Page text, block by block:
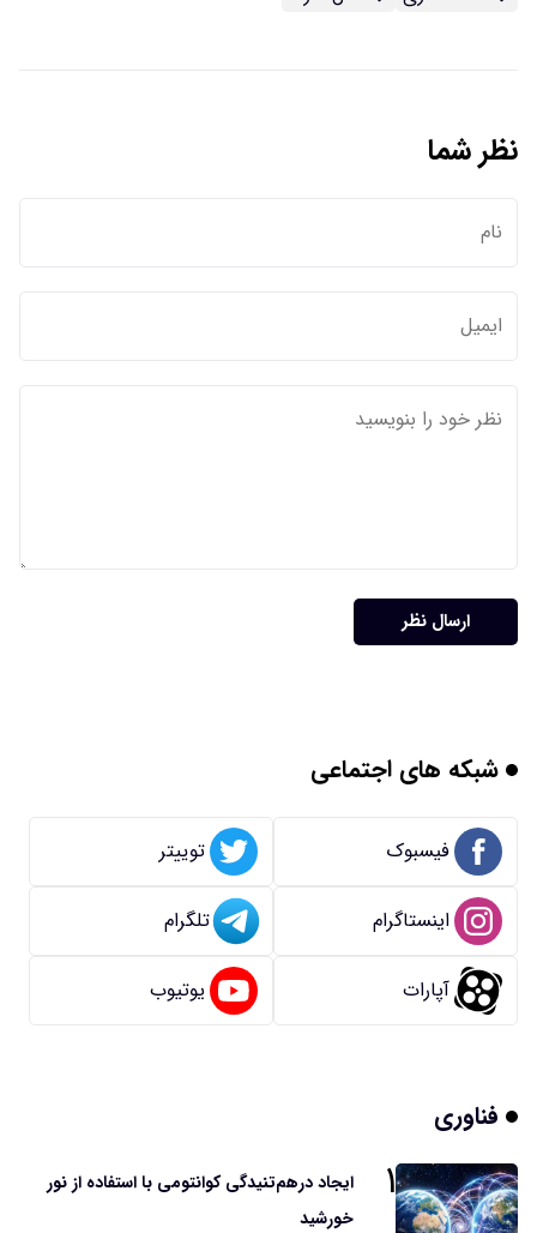
نظر شما
ارسال نظر
شبکه های اجتماعی
فیسبوک توییتر
اینستاگرام تلگرام
آپارات یوتیوب
فناوری
۱
ایجاد درهم‌تنیدگی کوانتومی با استفاده از نور
خورشید